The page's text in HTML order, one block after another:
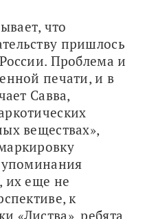
что
пришлось
Проблема и
печати, и в
Савва,
веществах»,
упоминания
их еще не
к
«Листва», ребята